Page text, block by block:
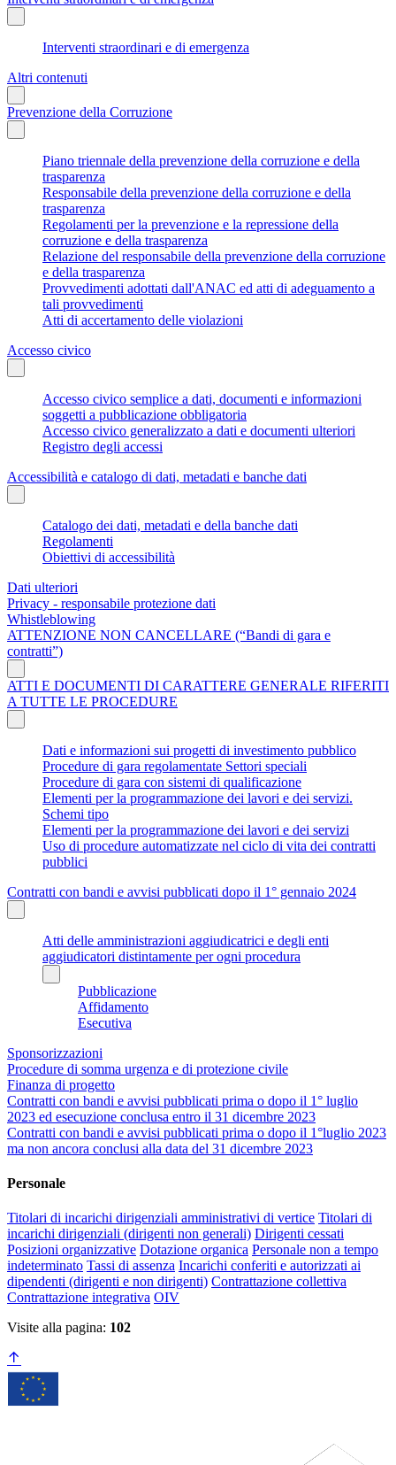
Interventi straordinari e di emergenza
Altri contenuti
Prevenzione della Corruzione
Piano triennale della prevenzione della corruzione e della
trasparenza
Responsabile della prevenzione della corruzione e della
trasparenza
Regolamenti per la prevenzione e la repressione della
corruzione e della trasparenza
Relazione del responsabile della prevenzione della corruzione
e della trasparenza
Provvedimenti adottati dall'ANAC ed atti di adeguamento a
tali provvedimenti
Atti di accertamento delle violazioni
Accesso civico
Accesso civico semplice a dati, documenti e informazioni
soggetti a pubblicazione obbligatoria
Accesso civico generalizzato a dati e documenti ulteriori
Registro degli accessi
Accessibilità e catalogo di dati, metadati e banche dati
Catalogo dei dati, metadati e della banche dati
Regolamenti
Obiettivi di accessibilità
Dati ulteriori
Privacy - responsabile protezione dati
Whistleblowing
ATTENZIONE NON CANCELLARE (“Bandi di gara e
contratti”)
ATTI E DOCUMENTI DI CARATTERE GENERALE RIFERITI
A TUTTE LE PROCEDURE
Dati e informazioni sui progetti di investimento pubblico
Procedure di gara regolamentate Settori speciali
Procedure di gara con sistemi di qualificazione
Elementi per la programmazione dei lavori e dei servizi.
Schemi tipo
Elementi per la programmazione dei lavori e dei servizi
Uso di procedure automatizzate nel ciclo di vita dei contratti
pubblici
Contratti con bandi e avvisi pubblicati dopo il 1° gennaio 2024
Atti delle amministrazioni aggiudicatrici e degli enti
aggiudicatori distintamente per ogni procedura
Pubblicazione
Affidamento
Esecutiva
Sponsorizzazioni
Procedure di somma urgenza e di protezione civile
Finanza di progetto
Contratti con bandi e avvisi pubblicati prima o dopo il 1° luglio
2023 ed esecuzione conclusa entro il 31 dicembre 2023
Contratti con bandi e avvisi pubblicati prima o dopo il 1°luglio 2023
ma non ancora conclusi alla data del 31 dicembre 2023
Personale
Titolari di incarichi dirigenziali amministrativi di vertice Titolari di
incarichi dirigenziali (dirigenti non generali) Dirigenti cessati
Posizioni organizzative Dotazione organica Personale non a tempo
indeterminato Tassi di assenza Incarichi conferiti e autorizzati ai
dipendenti (dirigenti e non dirigenti) Contrattazione collettiva
Contrattazione integrativa OIV
Visite alla pagina: 102